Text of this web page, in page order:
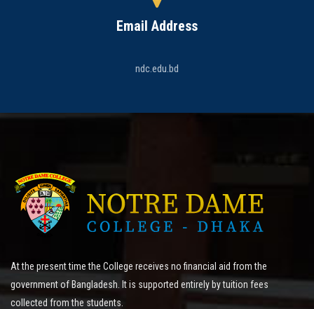
Email Address
ndc.edu.bd
At the present time the College receives no financial aid from the
government of Bangladesh. It is supported entirely by tuition fees
collected from the students.